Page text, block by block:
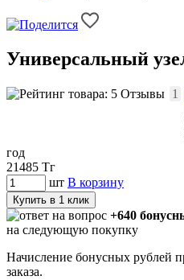
Универсальный
Отзывы 1
год
21485 Тг
шт В корзину
Купить в 1 клик
+640
на следующую покупку
Начисление бонусных рублей
заказа.